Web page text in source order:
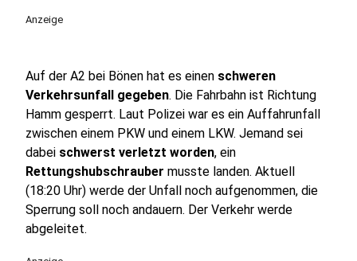
Anzeige
Auf der A2 bei Bönen hat es einen schweren
Verkehrsunfall gegeben. Die Fahrbahn ist Richtung
Hamm gesperrt. Laut Polizei war es ein Auffahrunfall
zwischen einem PKW und einem LKW. Jemand sei
dabei schwerst verletzt worden, ein
Rettungshubschrauber musste landen. Aktuell
(18:20 Uhr) werde der Unfall noch aufgenommen, die
Sperrung soll noch andauern. Der Verkehr werde
abgeleitet.